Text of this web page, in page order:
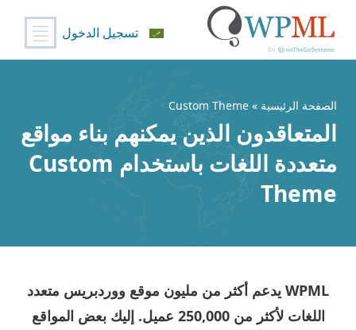
المحتوى
تسجيل الدخول
الصفحة الرئيسية » Custom Theme
المتعاقدون الذين يمكنهم بناء مواقع
متعددة اللغات باستخدام Custom
Theme
WPML يدعم أكثر من مليون موقع ووردبريس متعدد
اللغات لأكثر من250,000 عميل
. إليك بعض المواقع